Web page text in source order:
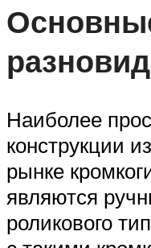
Наиболее
конструкции
рынке
являются
роликового